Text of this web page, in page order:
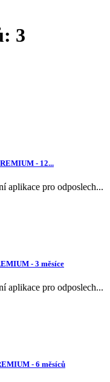
3
- 12...
aplikace pro odposlech...
- 3 měsíce
aplikace pro odposlech...
- 6 měsíců